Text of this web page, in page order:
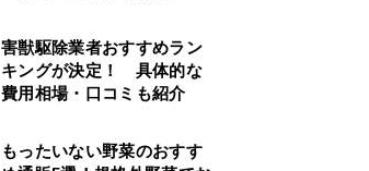
害獣駆除業者おすすめラン
キングが決定！ 具体的な
費用相場・口コミも紹介
もったいない野菜のおすす